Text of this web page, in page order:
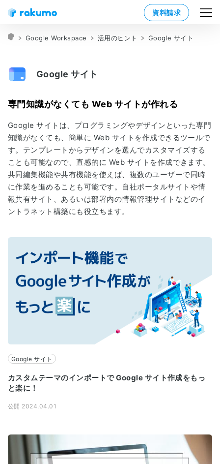
資料請求
Google Workspace 活用のヒント Google サイト
Google サイト
専門知識がなくても Web サイトが作れる
Google サイトは、プログラミングやデザインといった専門
知識がなくても、簡単に Web サイトを作成できるツールで
す。テンプレートからデザインを選んでカスタマイズする
ことも可能なので、直感的に Web サイトを作成できます。
共同編集機能や共有機能を使えば、複数のユーザーで同時
に作業を進めることも可能です。自社ポータルサイトや情
報共有サイト、あるいは部署内の情報管理サイトなどのイ
ントラネット構築にも役立ちます。
Google サイト
カスタムテーマのインポートで Google サイト作成をもっ
と楽に！
公開 2024.04.01